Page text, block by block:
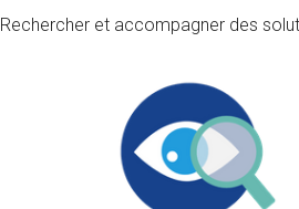
Rechercher et accompagner des